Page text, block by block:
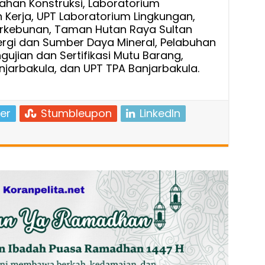
Konstruksi, Laboratorium
UPT Laboratorium Lingkungan,
Taman Hutan Raya Sultan
dan Sumber Daya Mineral, Pelabuhan
dan Sertifikasi Mutu Barang,
dan UPT TPA Banjarbakula.
Stumbleupon LinkedIn